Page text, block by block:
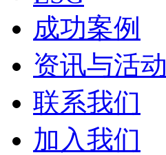
成功案例
资讯与活动
联系我们
加入我们